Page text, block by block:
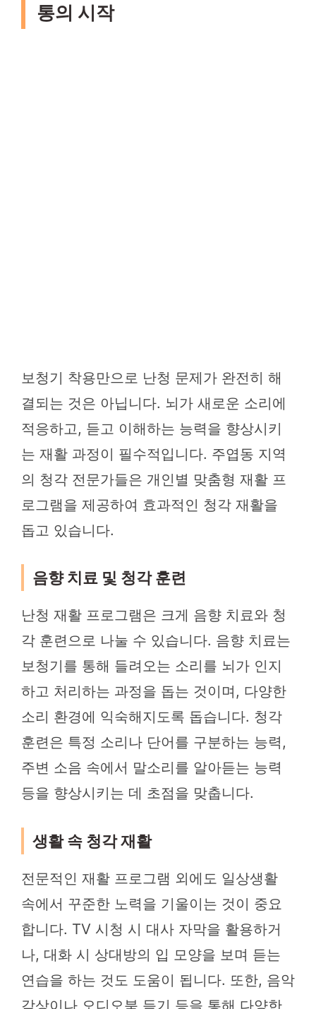
통의 시작
보청기 착용만으로 난청 문제가 완전히 해
결되는 것은 아닙니다. 뇌가 새로운 소리에
적응하고, 듣고 이해하는 능력을 향상시키
는 재활 과정이 필수적입니다. 주엽동 지역
의 청각 전문가들은 개인별 맞춤형 재활 프
로그램을 제공하여 효과적인 청각 재활을
돕고 있습니다.
음향 치료 및 청각 훈련
난청 재활 프로그램은 크게 음향 치료와 청
각 훈련으로 나눌 수 있습니다. 음향 치료는
보청기를 통해 들려오는 소리를 뇌가 인지
하고 처리하는 과정을 돕는 것이며, 다양한
소리 환경에 익숙해지도록 돕습니다. 청각
훈련은 특정 소리나 단어를 구분하는 능력,
주변 소음 속에서 말소리를 알아듣는 능력
등을 향상시키는 데 초점을 맞춥니다.
생활 속 청각 재활
전문적인 재활 프로그램 외에도 일상생활
속에서 꾸준한 노력을 기울이는 것이 중요
합니다. TV 시청 시 대사 자막을 활용하거
나, 대화 시 상대방의 입 모양을 보며 듣는
연습을 하는 것도 도움이 됩니다. 또한, 음악
감상이나 오디오북 듣기 등을 통해 다양한